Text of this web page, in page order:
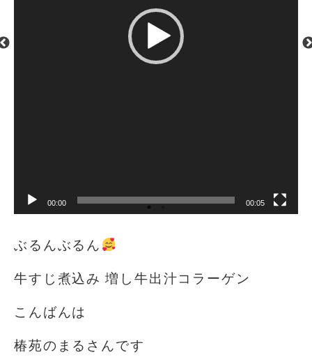
00:00 00:05
ぶるんぶるん
牛すじ煮込み 増し牛出汁コラーゲン
こんばんは
椿苑のまるさんです